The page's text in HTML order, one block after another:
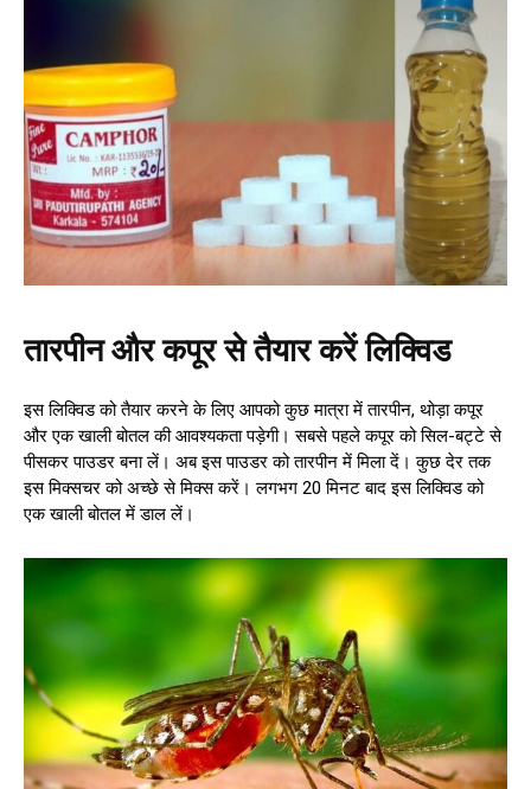
तारपीन और कपूर से तैयार करें लिक्विड
इस लिक्विड को तैयार करने के लिए आपको कुछ मात्रा में तारपीन, थोड़ा कपूर
और एक खाली बोतल की आवश्यकता पड़ेगी। सबसे पहले कपूर को सिल-बट्टे से
पीसकर पाउडर बना लें। अब इस पाउडर को तारपीन में मिला दें। कुछ देर तक
इस मिक्सचर को अच्छे से मिक्स करें। लगभग 20 मिनट बाद इस लिक्विड को
एक खाली बोतल में डाल लें।